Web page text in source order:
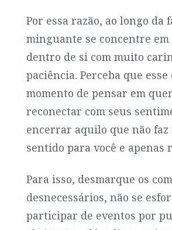
Por essa razão, ao longo da
minguante se concentre
dentro de si com muito
paciência. Perceba que esse
momento de pensar em
reconectar com seus
encerrar aquilo que não faz
sentido para você e apenas
Para isso, desmarque os
desnecessários, não se
participar de eventos por